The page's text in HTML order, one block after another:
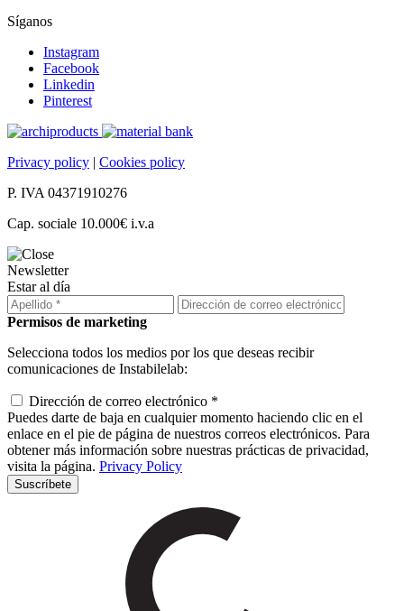
Síganos
Instagram
Facebook
Linkedin
Pinterest
Privacy policy | Cookies policy
P. IVA 04371910276
Cap. sociale 10.000€ i.v.a
Newsletter
Estar al día
Permisos de marketing
Selecciona todos los medios por los que deseas recibir
comunicaciones de Instabilelab:
Dirección de correo electrónico *
Puedes darte de baja en cualquier momento haciendo clic en el
enlace en el pie de página de nuestros correos electrónicos. Para
obtener más información sobre nuestras prácticas de privacidad,
visita la página. Privacy Policy